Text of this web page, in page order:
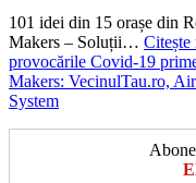
101 idei din 15 orașe din
Makers – Soluții… Citește
provocările Covid-19
Makers: VecinulTau.ro,
System